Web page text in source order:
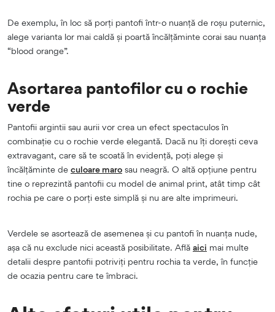
De exemplu, în loc să porți pantofi într-o nuanță de roșu puternic,
alege varianta lor mai caldă și poartă încălțăminte corai sau nuanța
“blood orange”.
Asortarea pantofilor cu o rochie
verde
Pantofii argintii sau aurii vor crea un efect spectaculos în
combinație cu o rochie verde elegantă. Dacă nu îți dorești ceva
extravagant, care să te scoată în evidență, poți alege și
încălțăminte de culoare maro sau neagră. O altă opțiune pentru
tine o reprezintă pantofii cu model de animal print, atât timp cât
rochia pe care o porți este simplă și nu are alte imprimeuri.
Verdele se asortează de asemenea și cu pantofi în nuanța nude,
așa că nu exclude nici această posibilitate. Află aici mai multe
detalii despre pantofii potriviți pentru rochia ta verde, în funcție
de ocazia pentru care te îmbraci.